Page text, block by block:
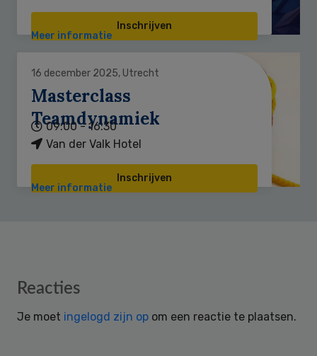
Inschrijven
Meer informatie
16 december 2025, Utrecht
Masterclass
Teamdynamiek
09:00 - 16:30
Van der Valk Hotel
Inschrijven
Meer informatie
Reader
Reacties
Je moet ingelogd zijn op om een reactie te plaatsen.